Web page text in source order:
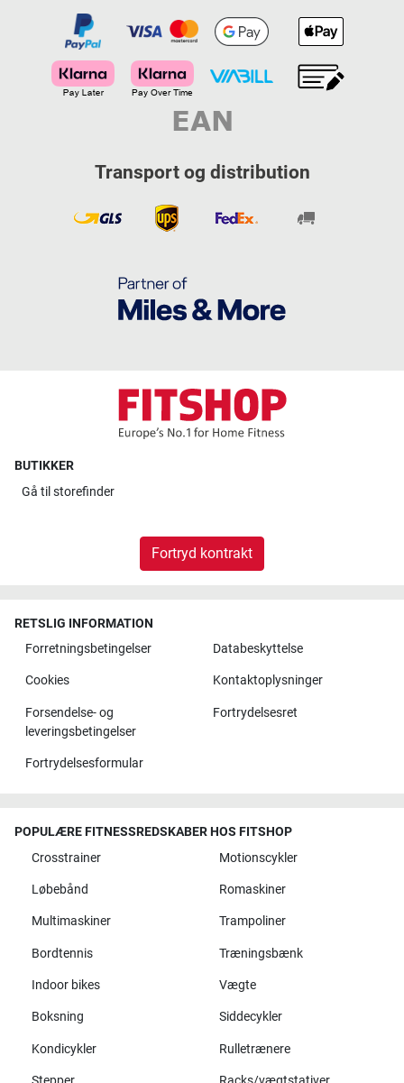
Transport og distribution
BUTIKKER
Gå til storefinder
Fortryd kontrakt
RETSLIG INFORMATION
Forretningsbetingelser
Databeskyttelse
Cookies Kontaktoplysninger
Forsendelse- og
leveringsbetingelser
Fortrydelsesret
Fortrydelsesformular
POPULÆRE FITNESSREDSKABER HOS FITSHOP
Crosstrainer
Motionscykler
Løbebånd Romaskiner
Multimaskiner Trampoliner
Bordtennis Træningsbænk
Indoor bikes Vægte
Boksning Siddecykler
Kondicykler Rulletrænere